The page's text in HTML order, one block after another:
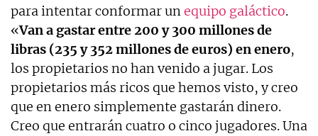
para intentar conformar unequipo galáctico.
«Van a gastar entre 200 y 300 millones de
libras (235 y 352 millones de euros) en enero,
los propietarios no han venido a jugar. Los
propietarios más ricos que hemos visto, y creo
que en enero simplemente gastarán dinero.
Creo que entrarán cuatro o cinco jugadores. Una